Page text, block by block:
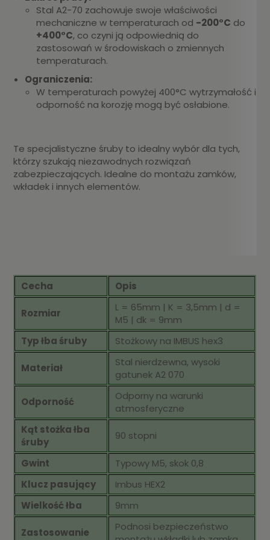
Stal A2-70 zachowuje swoje właściwości
mechaniczne w temperaturach od -200°C do
+400°C, co czyni ją odpowiednią do
zastosowań w środowiskach o zmiennych
temperaturach.
Ograniczenia:
W temperaturach powyżej 400°C wytrzymałość i
odporność na korozję mogą być osłabione.
Te specjalistyczne śruby to idealny wybór dla tych,
którzy szukają niezawodnych rozwiązań
zabezpieczających. Idealne do montażu zamków,
wkładek i innych elementów.
Cecha Opis
Rozmiar
L = 65mm | K = 3,5mm | d =
M5 | dk = 9mm
Typ łba śruby
Stożkowy na IMBUS hex3
Materiał
Stal nierdzewna, wysoki
gatunek A2 070
Odporność
Odporny na warunki
atmosferyczne
Kąt stożka łba
śruby
90 stopni
Gwint
Typowy M5, skok 0,8
Klucz pasujący
Imbus HEX2
Wielkość łba
9mm
Zastosowanie
Podnosi bezpieczeństwo